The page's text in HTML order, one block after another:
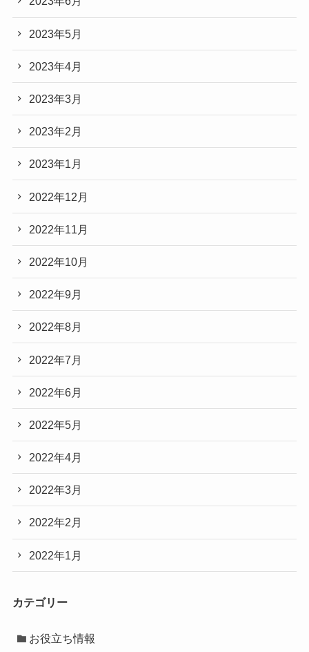
2023年5月
2023年4月
2023年3月
2023年2月
2023年1月
2022年12月
2022年11月
2022年10月
2022年9月
2022年8月
2022年7月
2022年6月
2022年5月
2022年4月
2022年3月
2022年2月
2022年1月
カテゴリー
お役立ち情報